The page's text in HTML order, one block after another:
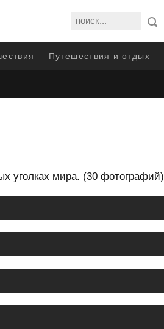
Путешествия и отдых
уголках мира. (30 фотографий)